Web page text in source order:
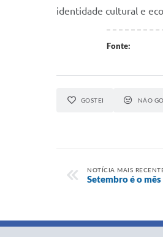
identidade cultural e
Fonte:
GOSTEI NÃO
NOTÍCIA MAIS
Setembro é o